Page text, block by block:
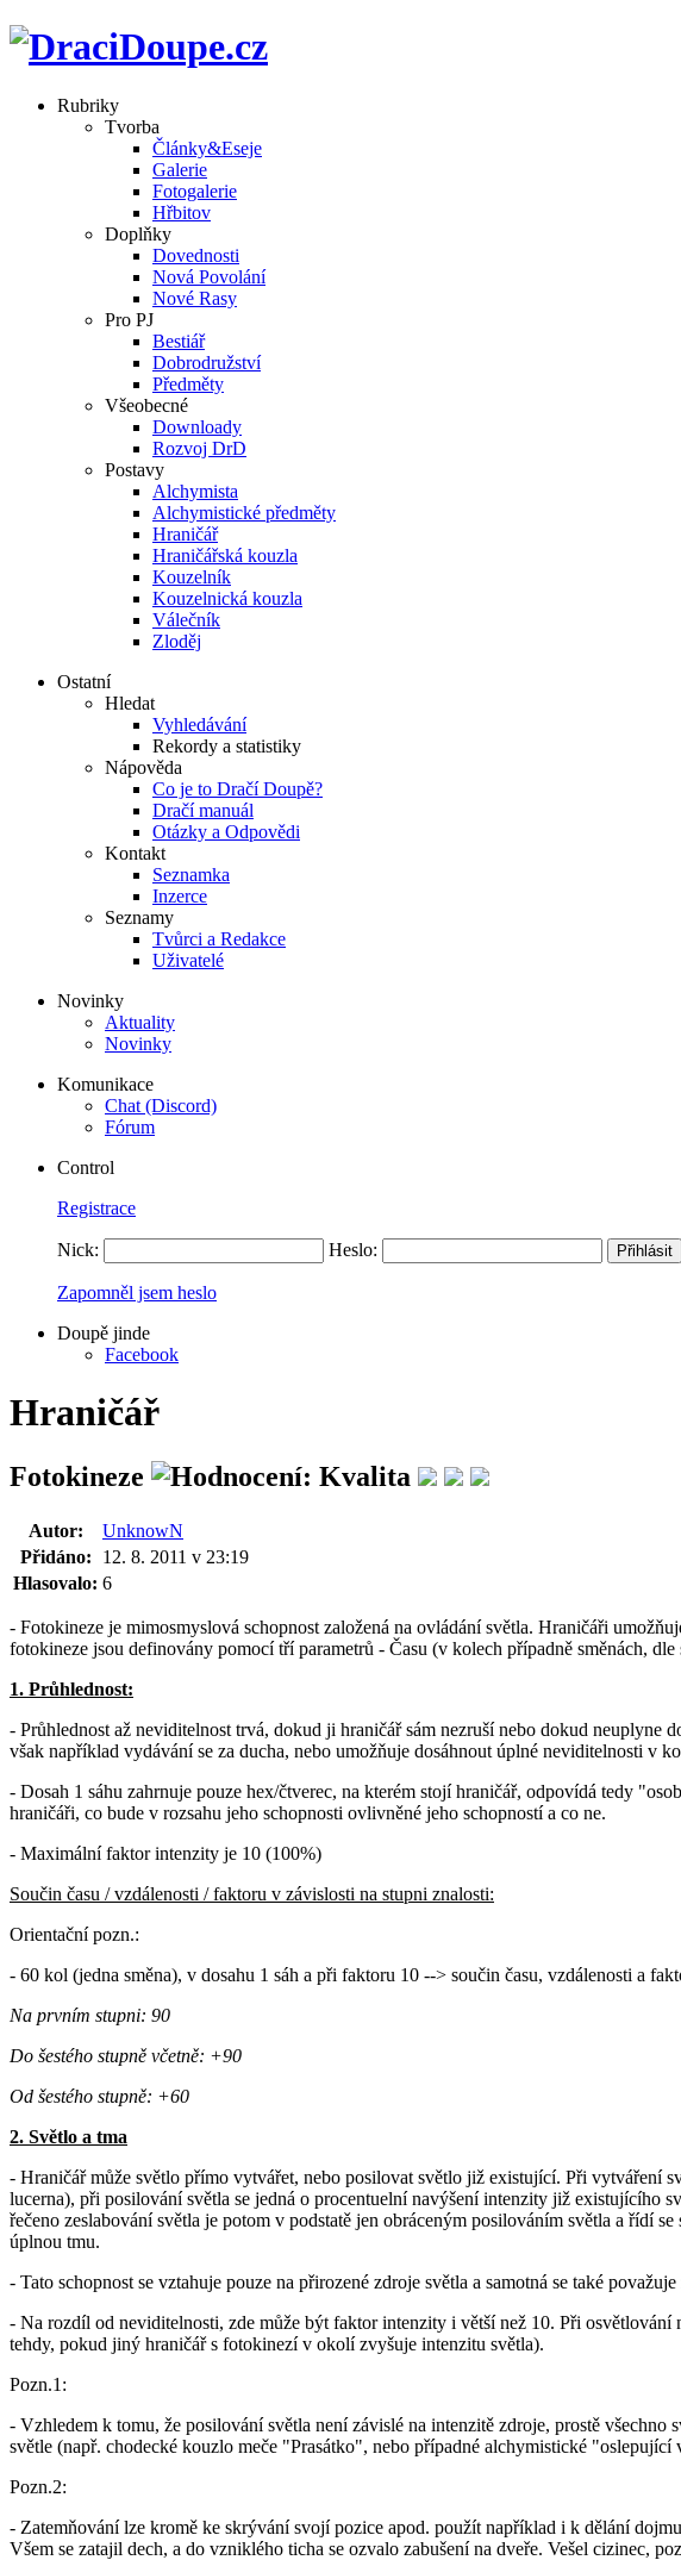
Rubriky
Tvorba
Články&Eseje
Galerie
Fotogalerie
Hřbitov
Doplňky
Dovednosti
Nová Povolání
Nové Rasy
Pro PJ
Bestiář
Dobrodružství
Předměty
Všeobecné
Downloady
Rozvoj DrD
Postavy
Alchymista
Alchymistické předměty
Hraničář
Hraničářská kouzla
Kouzelník
Kouzelnická kouzla
Válečník
Zloděj
Ostatní
Hledat
Vyhledávání
Rekordy a statistiky
Nápověda
Co je to Dračí Doupě?
Dračí manuál
Otázky a Odpovědi
Kontakt
Seznamka
Inzerce
Seznamy
Tvůrci a Redakce
Uživatelé
Novinky
Aktuality
Novinky
Komunikace
Chat (Discord)
Fórum
Control
Registrace
Nick: Heslo:
Zapomněl jsem heslo
Doupě jinde
Facebook
Hraničář
Fotokineze
Autor:
UnknowN
Přidáno:
12. 8. 2011 v 23:19
Hlasovalo: 6
- Fotokineze je mimosmyslová schopnost založená na ovládání světla. Hraničáři
fotokineze jsou definovány pomocí tří parametrů - Času (v kolech případně směnách,
1. Průhlednost:
- Průhlednost až neviditelnost trvá, dokud ji hraničář sám nezruší nebo dokud
však například vydávání se za ducha, nebo umožňuje dosáhnout úplné neviditelnosti
- Dosah 1 sáhu zahrnuje pouze hex/čtverec, na kterém stojí hraničář, odpovídá tedy
hraničáři, co bude v rozsahu jeho schopnosti ovlivněné jeho schopností a co ne.
- Maximální faktor intenzity je 10 (100%)
Součin času / vzdálenosti / faktoru v závislosti na stupni znalosti:
Orientační pozn.:
- 60 kol (jedna směna), v dosahu 1 sáh a při faktoru 10 --> součin času, vzdálenosti a
Na prvním stupni: 90
Do šestého stupně včetně: +90
Od šestého stupně: +60
2. Světlo a tma
- Hraničář může světlo přímo vytvářet, nebo posilovat světlo již existující. Při vytváření
lucerna), při posilování světla se jedná o procentuelní navýšení intenzity již
řečeno zeslabování světla je potom v podstatě jen obráceným posilováním světla a řídí
úplnou tmu.
- Tato schopnost se vztahuje pouze na přirozené zdroje světla a samotná se také
- Na rozdíl od neviditelnosti, zde může být faktor intenzity i větší než 10. Při
tehdy, pokud jiný hraničář s fotokinezí v okolí zvyšuje intenzitu světla).
Pozn.1:
- Vzhledem k tomu, že posilování světla není závislé na intenzitě zdroje, prostě
světle (např. chodecké kouzlo meče "Prasátko", nebo případné alchymistické
Pozn.2:
- Zatemňování lze kromě ke skrývání svojí pozice apod. použít například i k dělání
Všem se zatajil dech, a do vzniklého ticha se ozvalo zabušení na dveře. Vešel cizinec,